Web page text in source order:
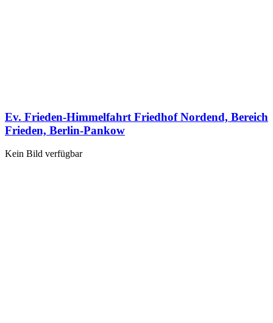
Ev. Frieden-Himmelfahrt Friedhof Nordend, Bereich
Frieden, Berlin-Pankow
Kein Bild verfügbar